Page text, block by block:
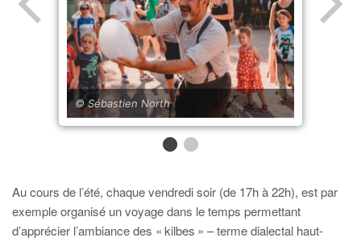
© Sébastien North
Au cours de l’été, chaque vendredi soir (de 17h à 22h), est par
exemple organisé un voyage dans le temps permettant
d’apprécier l’ambiance des « kilbes » – terme dialectal haut-